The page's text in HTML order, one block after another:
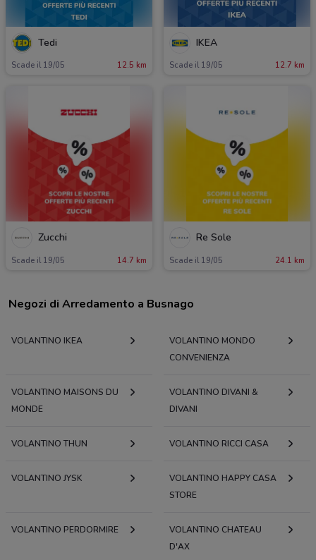
Tedi
Scade il 19/05 12.5 km
IKEA
Scade il 19/05 12.7 km
Zucchi
Scade il 19/05 14.7 km
Re Sole
Scade il 19/05 24.1 km
Negozi di Arredamento a Busnago
VOLANTINO IKEA
VOLANTINO MONDO
CONVENIENZA
VOLANTINO MAISONS DU
MONDE
VOLANTINO DIVANI &
DIVANI
VOLANTINO THUN VOLANTINO RICCI CASA
VOLANTINO JYSK
VOLANTINO HAPPY CASA
STORE
VOLANTINO PERDORMIRE
VOLANTINO CHATEAU
D'AX